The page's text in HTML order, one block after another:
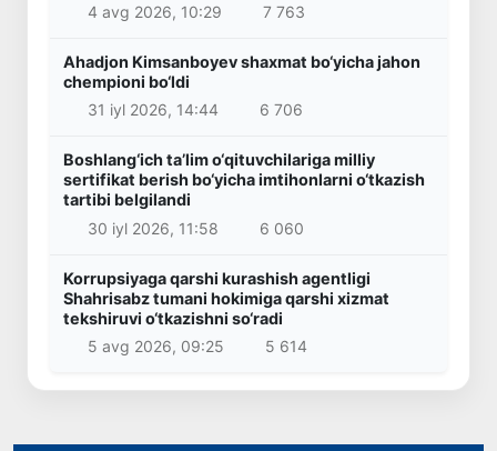
4 avg 2026, 10:29
7 763
Ahadjon Kimsanboyev shaxmat bo‘yicha jahon
chempioni bo‘ldi
31 iyl 2026, 14:44
6 706
Boshlang‘ich ta’lim o‘qituvchilariga milliy
sertifikat berish bo‘yicha imtihonlarni o‘tkazish
tartibi belgilandi
30 iyl 2026, 11:58
6 060
Korrupsiyaga qarshi kurashish agentligi
Shahrisabz tumani hokimiga qarshi xizmat
tekshiruvi o‘tkazishni so‘radi
5 avg 2026, 09:25
5 614